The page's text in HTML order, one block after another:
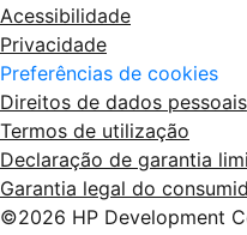
Acessibilidade
Privacidade
Preferências de cookies
Direitos de dados pessoais
Termos de utilização
Declaração de garantia
Garantia legal do
©2026 HP Development